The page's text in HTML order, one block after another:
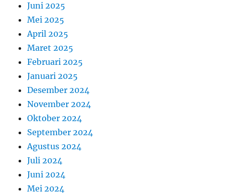
Juni 2025
Mei 2025
April 2025
Maret 2025
Februari 2025
Januari 2025
Desember 2024
November 2024
Oktober 2024
September 2024
Agustus 2024
Juli 2024
Juni 2024
Mei 2024